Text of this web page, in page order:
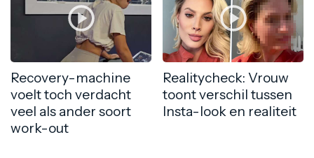
Recovery-machine
voelt toch verdacht
veel als ander soort
work-out
Realitycheck: Vrouw
toont verschil tussen
Insta-look en realiteit